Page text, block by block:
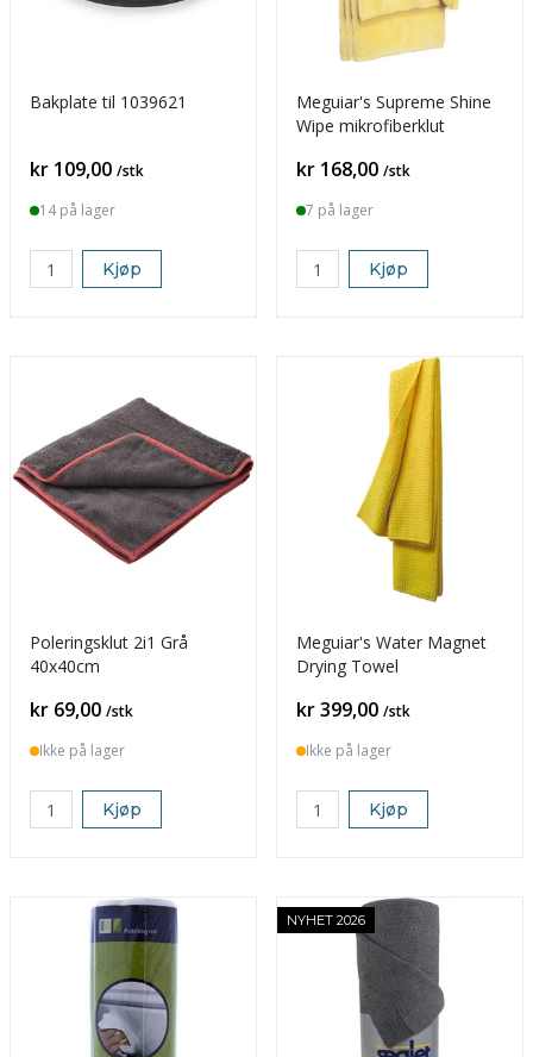
Bakplate til 1039621
Pris
kr 109,00 /stk
14 på lager
Kjøp
Meguiar's Supreme Shine
Wipe mikrofiberklut
Pris
kr 168,00 /stk
7 på lager
Kjøp
Poleringsklut 2i1 Grå
40x40cm
Pris
kr 69,00 /stk
Ikke på lager
Kjøp
Meguiar's Water Magnet
Drying Towel
Pris
kr 399,00 /stk
Ikke på lager
Kjøp
NYHET 2026